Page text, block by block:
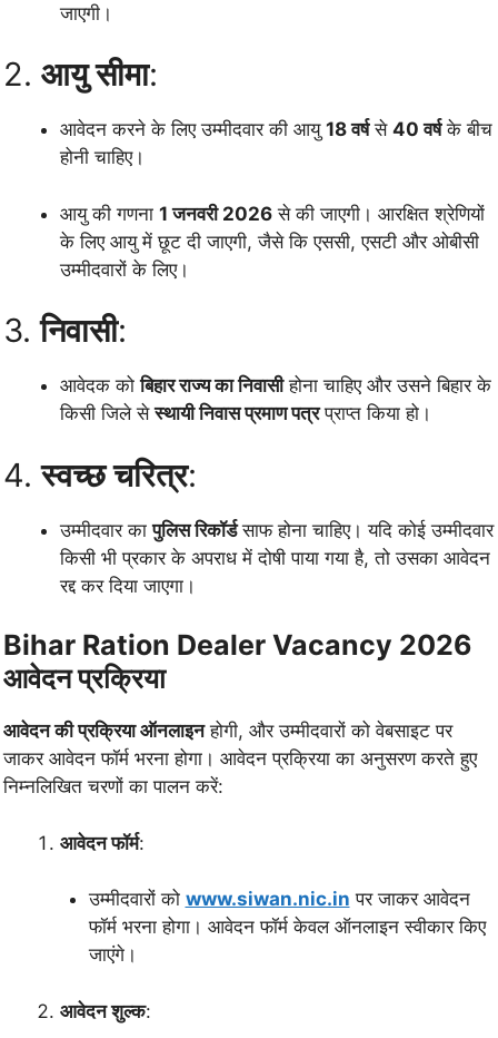
जाएगी।
2. आयु सीमा:
आवेदन करने के लिए उम्मीदवार की आयु 18 वर्षसे 40 वर्षके बीच
होनी चाहिए।
आयु की गणना 1 जनवरी 2026 से की जाएगी। आरक्षित श्रेणियों
के लिए आयु में छूट दी जाएगी, जैसे कि एससी, एसटी और ओबीसी
उम्मीदवारों के लिए।
3.निवासी:
आवेदक कोबिहार राज्य का निवासीहोना चाहिए और उसने बिहार के
किसी जिले सेस्थायी निवास प्रमाण पत्रप्राप्त किया हो।
4.स्वच्छ चरित्र:
उम्मीदवार कापुलिस रिकॉर्डसाफ होना चाहिए। यदि कोई उम्मीदवार
किसी भी प्रकार के अपराध में दोषी पाया गया है, तो उसका आवेदन
रद्द कर दिया जाएगा।
Bihar Ration Dealer Vacancy 2026
आवेदन प्रक्रिया
आवेदन की प्रक्रिया ऑनलाइनहोगी, और उम्मीदवारों को वेबसाइट पर
जाकर आवेदन फॉर्म भरना होगा। आवेदन प्रक्रिया का अनुसरण करते हुए
निम्नलिखित चरणों का पालन करें:
आवेदन फॉर्म:
उम्मीदवारों को www.siwan.nic.in पर जाकर आवेदन
फॉर्म भरना होगा। आवेदन फॉर्म केवल ऑनलाइन स्वीकार किए
जाएंगे।
आवेदन शुल्क: